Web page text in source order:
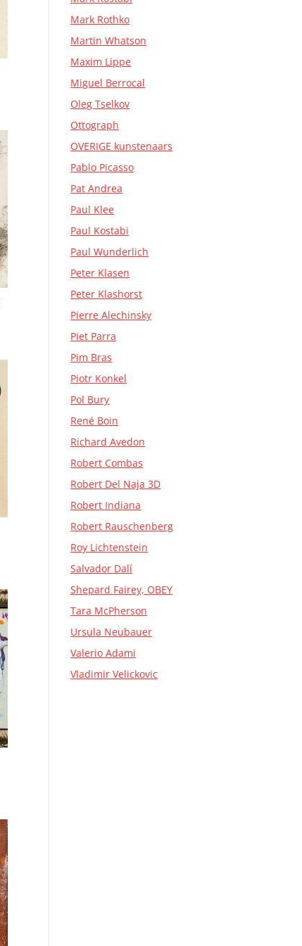
Mark Rothko
Martin Whatson
Maxim Lippe
Miguel Berrocal
Oleg Tselkov
Ottograph
OVERIGE kunstenaars
Pablo Picasso
Pat Andrea
Paul Klee
Paul Kostabi
Paul Wunderlich
Peter Klasen
Peter Klashorst
Pierre Alechinsky
Piet Parra
Pim Bras
Piotr Konkel
Pol Bury
René Boin
Richard Avedon
Robert Combas
Robert Del Naja 3D
Robert Indiana
Robert Rauschenberg
Roy Lichtenstein
Salvador Dalí
Shepard Fairey, OBEY
Tara McPherson
Ursula Neubauer
Valerio Adami
Vladimir Velickovic